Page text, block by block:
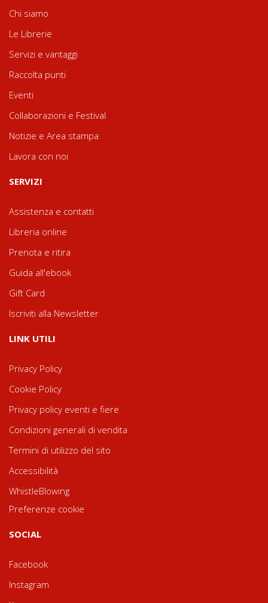
Chi siamo
Le Librerie
Servizi e vantaggi
Raccolta punti
Eventi
Collaborazioni e Festival
Notizie e Area stampa
Lavora con noi
SERVIZI
Assistenza e contatti
Libreria online
Prenota e ritira
Guida all'ebook
Gift Card
Iscriviti alla Newsletter
LINK UTILI
Privacy Policy
Cookie Policy
Privacy policy eventi e fiere
Condizioni generali di vendita
Termini di utilizzo del sito
Accessibilità
WhistleBlowing
Preferenze cookie
SOCIAL
Facebook
Instagram